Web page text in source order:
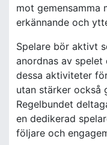
mot gemensamma
erkännande och
Spelare bör aktivt
anordnas av spelet
dessa aktiviteter
utan stärker också
Regelbundet
en dedikerad
följare och